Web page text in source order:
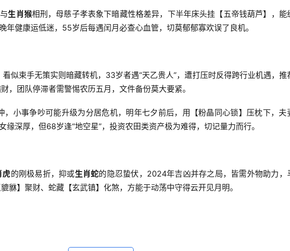
生肖猴相刑，母慈子孝表象下暗藏性格差异，下半年床头挂【五帝钱葫芦】，能
晚年健康运低迷，55岁后每遇闰月必查心血管，切莫郁郁寡欢误了良机。
看似束手无策实则暗藏转机，33岁者遇“天乙贵人”，遭打压时反得跨行业机遇，推
，团队停滞者需警惕农历五月，文件备份莫大要紧。
，小事争吵可能升级为分居危机，明年七夕前后，用【粉晶同心锁】压枕下，夫
缘深厚，但68岁逢“地空星”，投资农田类资产极为难得，切记量力而行。
虎的刚极易折，抑或生肖蛇的隐忍蛰伏，2024年吉凶并存之局，皆需外物助力，
貅】聚财、蛇藏【玄武镇】化煞，方能于动荡中守得云开见月明。